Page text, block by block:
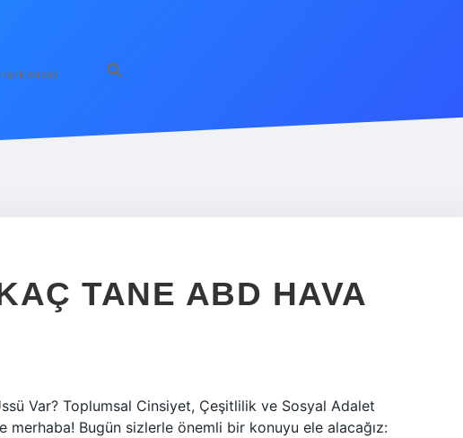
Hakkımızda
TANE ABD HAVA
Var? Toplumsal Cinsiyet, Çeşitlilik ve Sosyal Adalet
merhaba! Bugün sizlerle önemli bir konuyu ele alacağız: